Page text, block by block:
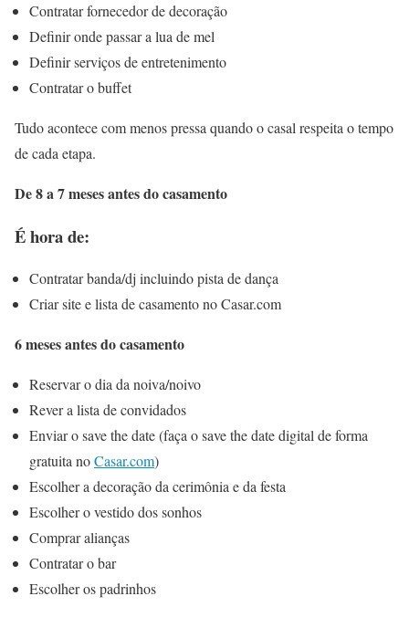
Contratar fornecedor de decoração
Definir onde passar a lua de mel
Definir serviços de entretenimento
Contratar o buffet
Tudo acontece com menos pressa quando o casal respeita o tempo
de cada etapa.
De 8 a 7 meses antes do casamento
É hora de:
Contratar banda/dj incluindo pista de dança
Criar site e lista de casamento no Casar.com
6 meses antes do casamento
Reservar o dia da noiva/noivo
Rever a lista de convidados
Enviar o save the date (faça o save the date digital de forma
gratuita noCasar.com)
Escolher a decoração da cerimônia e da festa
Escolher o vestido dos sonhos
Comprar alianças
Contratar o bar
Escolher os padrinhos